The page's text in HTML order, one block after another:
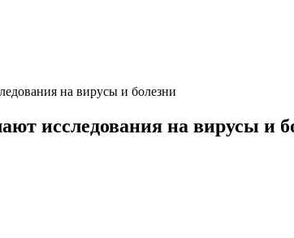
на вирусы и болезни
исследования на вирусы и